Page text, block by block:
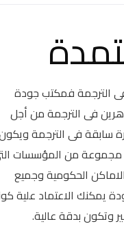
الترجمة فمكتب جودة
فى الترجمة من أجل
سابقة فى الترجمة
مجموعة من المؤسسات
الحكومية وجميع
يمكنك الاعتماد علية
وتكون بدقة عالية.